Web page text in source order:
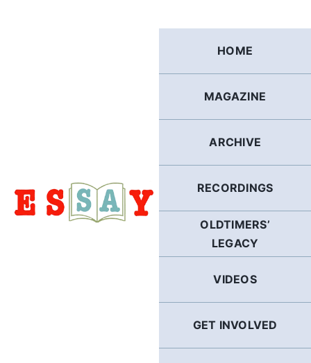
HOME
MAGAZINE
ARCHIVE
RECORDINGS
OLDTIMERS’
LEGACY
VIDEOS
GET INVOLVED